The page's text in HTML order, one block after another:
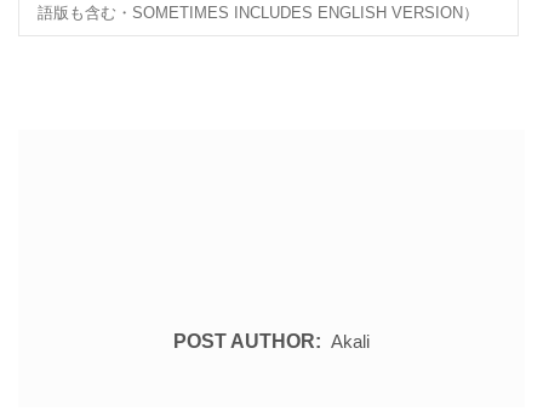
語版も含む・SOMETIMES INCLUDES ENGLISH VERSION）
POST AUTHOR: Akali